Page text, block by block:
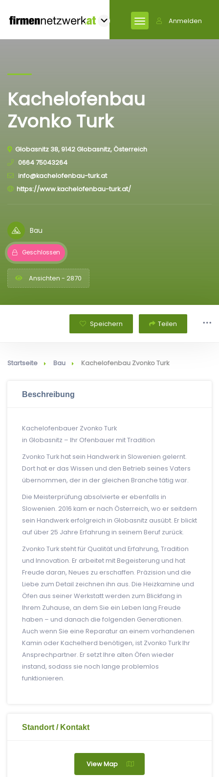
Anmelden
Kachelofenbau
Zvonko Turk
Globasnitz 38, 9142 Globasnitz, Österreich
0664 75043264
info@kachelofenbau-turk.at
https://www.kachelofenbau-turk.at/
Bau
Geschlossen
Ansichten - 2870
Speichern Teilen
Startseite Bau Kachelofenbau Zvonko Turk
Beschreibung
Kachelofenbauer Zvonko Turk
in Globasnitz – Ihr Ofenbauer mit Tradition
Zvonko Turk hat sein Handwerk in Slowenien gelernt.
Dort hat er das Wissen und den Betrieb seines Vaters
übernommen, der in der gleichen Branche tätig war.
Die Meisterprüfung absolvierte er ebenfalls in
Slowenien. 2016 kam er nach Österreich, wo er seitdem
sein Handwerk erfolgreich in Globasnitz ausübt. Er blickt
auf über 25 Jahre Erfahrung in seinem Beruf zurück.
Zvonko Turk steht für Qualität und Erfahrung, Tradition
und Innovation. Er arbeitet mit Begeisterung und hat
Freude daran, Neues zu erschaffen. Präzision und die
Liebe zum Detail zeichnen ihn aus. Die Heizkamine und
Öfen aus seiner Werkstatt werden zum Blickfang in
Ihrem Zuhause, an dem Sie ein Leben lang Freude
haben – und danach die folgenden Generationen.
Auch wenn Sie eine Reparatur an einem vorhandenen
Kamin oder Kachelherd benötigen, ist Zvonko Turk Ihr
Ansprechpartner. Er setzt Ihre alten Öfen wieder
instand, sodass sie noch lange problemlos
funktionieren.
Standort / Kontakt
View Map